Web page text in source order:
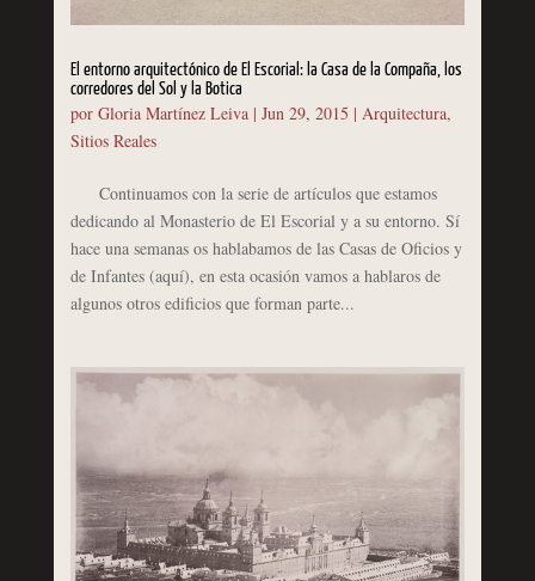
El entorno arquitectónico de El Escorial: la Casa de la Compaña, los
corredores del Sol y la Botica
por Gloria Martínez Leiva| Jun 29, 2015 | Arquitectura,
Sitios Reales
Continuamos con la serie de artículos que estamos
dedicando al Monasterio de El Escorial y a su entorno. Sí
hace una semanas os hablabamos de las Casas de Oficios y
de Infantes (aquí), en esta ocasión vamos a hablaros de
algunos otros edificios que forman parte...